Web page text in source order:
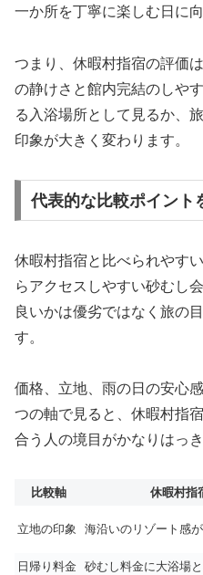
一か所を丁寧に楽しむ日に向
つまり、休暇村指宿の評価
の静けさと館内完結のしや
る入浴場所として見るか、
印象が大きく変わります。
代表的な比較ポイント
休暇村指宿と比べられやす
らアクセスしやすい砂むし
良いかは優劣ではなく旅の
す。
価格、立地、雨の日の安心
つの軸で見ると、休暇村指
合う人の境目がかなりはっ
比較軸 休暇村指
立地の印象 海沿いのリゾート感
日帰り料金 砂むし料金に大浴場